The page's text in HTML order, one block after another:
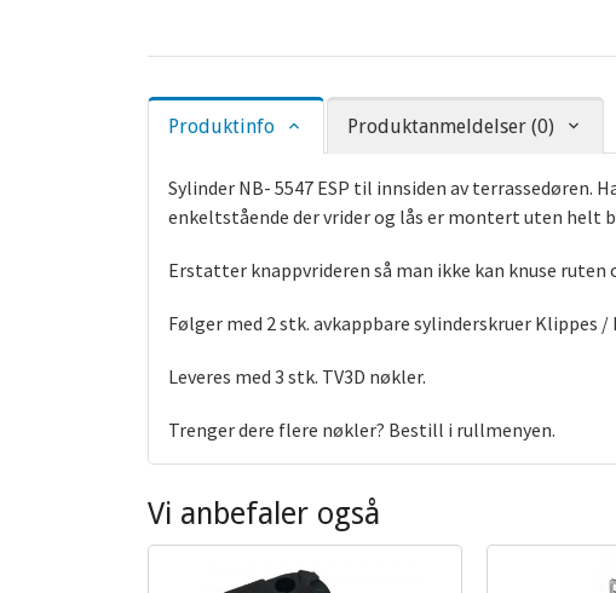
Produktinfo Produktanmeldelser (0)
Sylinder NB- 5547 ESP til innsiden av terrassedøren.
enkeltstående der vrider og lås er montert uten helt
Erstatter knappvrideren så man ikke kan knuse
Følger med 2 stk. avkappbare sylinderskruer
Leveres med 3 stk. TV3D nøkler.
Trenger dere flere nøkler? Bestill i rullmenyen.
Vi anbefaler også